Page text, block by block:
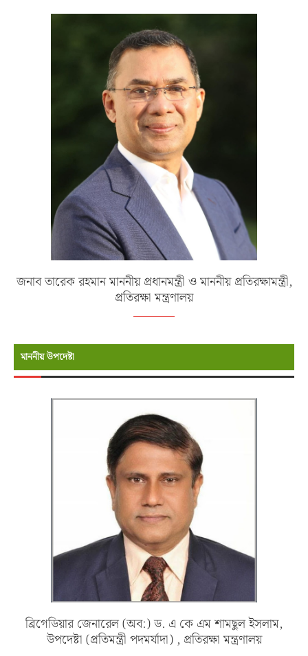
জনাব তারেক রহমান মাননীয় প্রধানমন্ত্রী ও মাননীয় প্রতিরক্ষামন্ত্রী,
প্রতিরক্ষা মন্ত্রণালয়
মাননীয় উপদেষ্টা
ব্রিগেডিয়ার জেনারেল (অব:) ড. এ কে এম শামছুল ইসলাম,
উপদেষ্টা (প্রতিমন্ত্রী পদমর্যাদা) , প্রতিরক্ষা মন্ত্রণালয়